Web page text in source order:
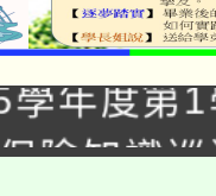
培育課程
學年度第
甄選結果(
險知識